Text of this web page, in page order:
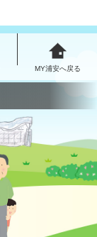
MY浦安へ戻る